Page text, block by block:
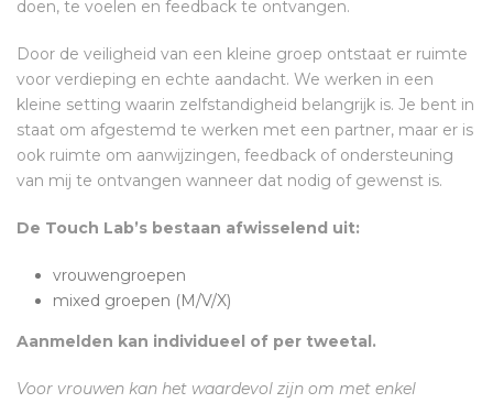
doen, te voelen en feedback te ontvangen.
Door de veiligheid van een kleine groep ontstaat er ruimte
voor verdieping en echte aandacht. We werken in een
kleine setting waarin zelfstandigheid belangrijk is. Je bent in
staat om afgestemd te werken met een partner, maar er is
ook ruimte om aanwijzingen, feedback of ondersteuning
van mij te ontvangen wanneer dat nodig of gewenst is.
De Touch Lab’s bestaan afwisselend uit:
vrouwengroepen
mixed groepen (M/V/X)
Aanmelden kan individueel of per tweetal.
Voor vrouwen kan het waardevol zijn om met enkel